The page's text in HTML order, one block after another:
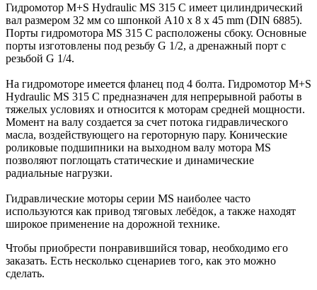
Гидромотор M+S Hydraulic MS 315 С имеет цилиндрический
вал размером 32 мм со шпонкой A10 x 8 x 45 mm (DIN 6885).
Порты гидромотора MS 315 С расположены сбоку. Основные
порты изготовлены под резьбу G 1/2, а дренажный порт с
резьбой G 1/4.
На гидромоторе имеется фланец под 4 болта. Гидромотор M+S
Hydraulic MS 315 С предназначен для непрерывной работы в
тяжелых условиях и относится к моторам средней мощности.
Момент на валу создается за счет потока гидравлического
масла, воздействующего на героторную пару. Конические
роликовые подшипники на выходном валу мотора MS
позволяют поглощать статические и динамические
радиальные нагрузки.
Гидравлические моторы серии MS наиболее часто
используются как привод тяговых лебёдок, а также находят
широкое применение на дорожной технике.
Чтобы приобрести понравившийся товар, необходимо его
заказать. Есть несколько сценариев того, как это можно
сделать.